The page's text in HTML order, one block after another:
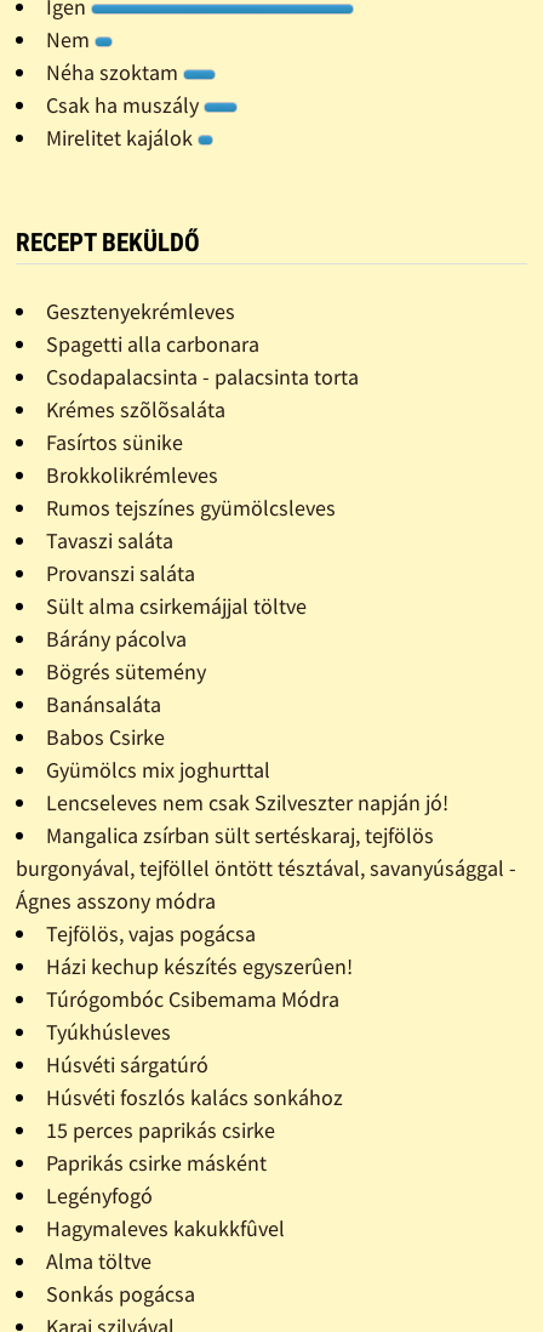
Igen
Nem
Néha szoktam
Csak ha muszály
Mirelitet kajálok
RECEPT BEKÜLDŐ
Gesztenyekrémleves
Spagetti alla carbonara
Csodapalacsinta - palacsinta torta
Krémes szõlõsaláta
Fasírtos sünike
Brokkolikrémleves
Rumos tejszínes gyümölcsleves
Tavaszi saláta
Provanszi saláta
Sült alma csirkemájjal töltve
Bárány pácolva
Bögrés sütemény
Banánsaláta
Babos Csirke
Gyümölcs mix joghurttal
Lencseleves nem csak Szilveszter napján jó!
Mangalica zsírban sült sertéskaraj, tejfölös
burgonyával, tejföllel öntött tésztával, savanyúsággal -
Ágnes asszony módra
Tejfölös, vajas pogácsa
Házi kechup készítés egyszerûen!
Túrógombóc Csibemama Módra
Tyúkhúsleves
Húsvéti sárgatúró
Húsvéti foszlós kalács sonkához
15 perces paprikás csirke
Paprikás csirke másként
Legényfogó
Hagymaleves kakukkfûvel
Alma töltve
Sonkás pogácsa